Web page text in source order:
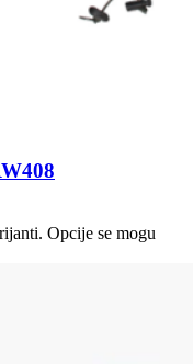
Opcije se mogu